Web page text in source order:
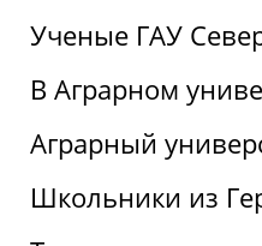
Ученые ГАУ
В Аграрном
Аграрный
Школьники из